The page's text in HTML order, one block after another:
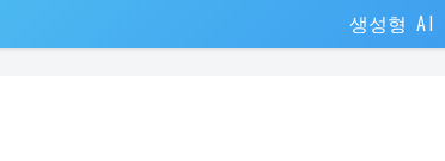
생성형 AI